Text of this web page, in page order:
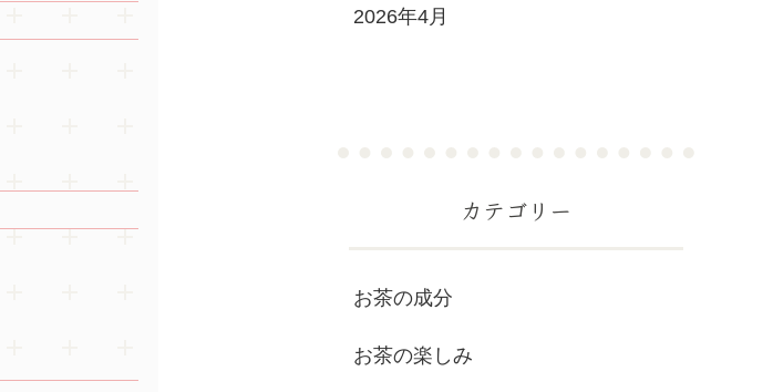
2026年4月
カテゴリー
お茶の成分
お茶の楽しみ